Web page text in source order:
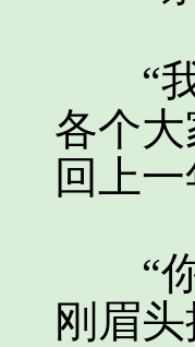
“我
各个
回上
“你
刚眉头